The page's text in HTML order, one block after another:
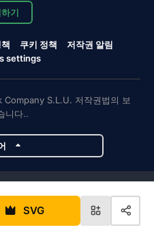
SVG
기
쿠키 정책
저작권 알림
settings
S.L.U. 저작권법의 보
니다..